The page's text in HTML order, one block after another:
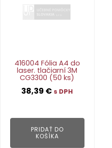
416004 Fólia A4 do
laser. tlačiarní 3M
CG3300 (50 ks)
38,39 € s DPH
PRIDAŤ DO
KOŠÍKA